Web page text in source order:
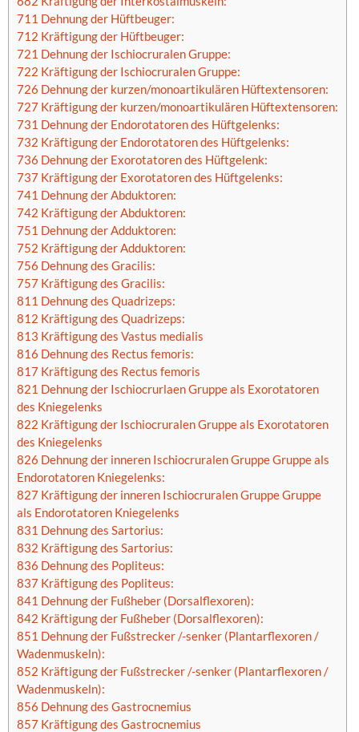
711 Dehnung der Hüftbeuger:
712 Kräftigung der Hüftbeuger:
721 Dehnung der Ischiocruralen Gruppe:
722 Kräftigung der Ischiocruralen Gruppe:
726 Dehnung der kurzen/monoartikulären Hüftextensoren:
727 Kräftigung der kurzen/monoartikulären Hüftextensoren:
731 Dehnung der Endorotatoren des Hüftgelenks:
732 Kräftigung der Endorotatoren des Hüftgelenks:
736 Dehnung der Exorotatoren des Hüftgelenk:
737 Kräftigung der Exorotatoren des Hüftgelenks:
741 Dehnung der Abduktoren:
742 Kräftigung der Abduktoren:
751 Dehnung der Adduktoren:
752 Kräftigung der Adduktoren:
756 Dehnung des Gracilis:
757 Kräftigung des Gracilis:
811 Dehnung des Quadrizeps:
812 Kräftigung des Quadrizeps:
813 Kräftigung des Vastus medialis
816 Dehnung des Rectus femoris:
817 Kräftigung des Rectus femoris
821 Dehnung der Ischiocrurlaen Gruppe als Exorotatoren
des Kniegelenks
822 Kräftigung der Ischiocruralen Gruppe als Exorotatoren
des Kniegelenks
826 Dehnung der inneren Ischiocruralen Gruppe Gruppe als
Endorotatoren Kniegelenks:
827 Kräftigung der inneren Ischiocruralen Gruppe Gruppe
als Endorotatoren Kniegelenks
831 Dehnung des Sartorius:
832 Kräftigung des Sartorius:
836 Dehnung des Popliteus:
837 Kräftigung des Popliteus:
841 Dehnung der Fußheber (Dorsalflexoren):
842 Kräftigung der Fußheber (Dorsalflexoren):
851 Dehnung der Fußstrecker /-senker (Plantarflexoren /
Wadenmuskeln):
852 Kräftigung der Fußstrecker /-senker (Plantarflexoren /
Wadenmuskeln):
856 Dehnung des Gastrocnemius
857 Kräftigung des Gastrocnemius